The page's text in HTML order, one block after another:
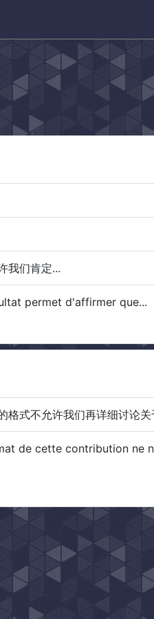
我们肯定...
permet d'affirmer que...
格式不允许我们再详细讨论
de cette contribution ne